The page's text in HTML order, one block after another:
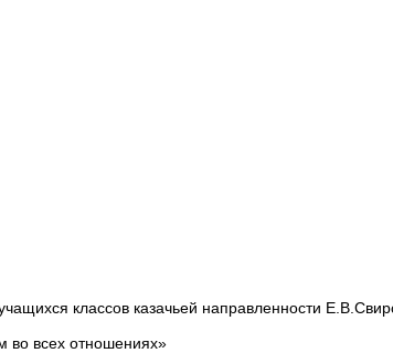
классов казачьей направленности
Брюховецкая.
всех отношениях»